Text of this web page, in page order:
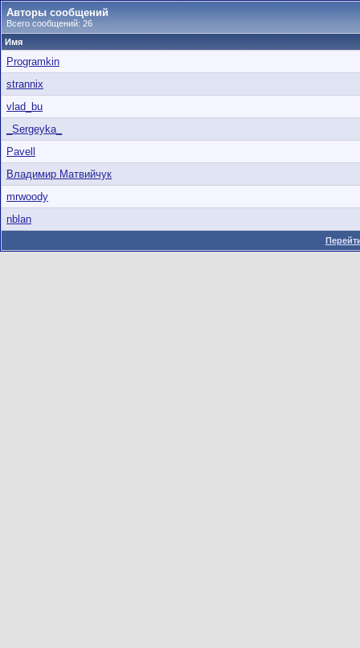
Авторы сообщений
Всего сообщений: 26
Имя
Programkin
strannix
vlad_bu
_Sergeyka_
Pavell
Владимир Матвийчук
mrwoody
nblan